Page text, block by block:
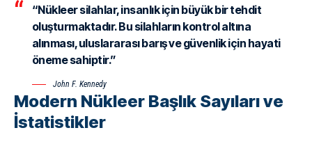
“Nükleer silahlar, insanlık için büyük bir tehdit
oluşturmaktadır. Bu silahların kontrol altına
alınması, uluslararası barış ve güvenlik için hayati
öneme sahiptir.”
John F. Kennedy
Modern Nükleer Başlık Sayıları ve
İstatistikler